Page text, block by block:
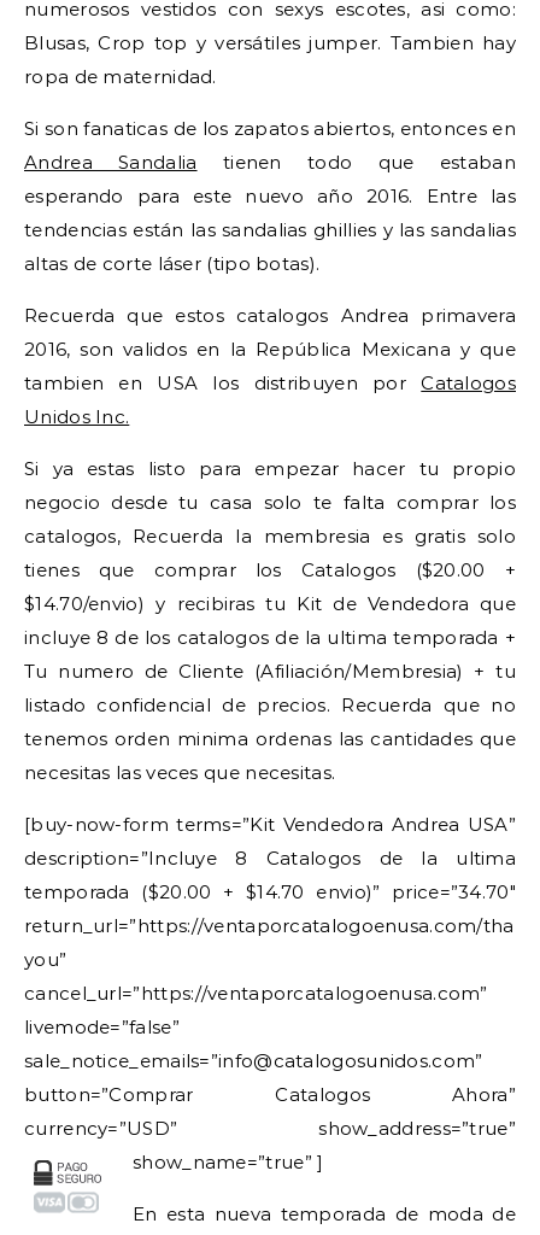
numerosos vestidos con sexys escotes, asi como:
Blusas, Crop top y versátiles jumper. Tambien hay
ropa de maternidad.
Si son fanaticas de los zapatos abiertos, entonces en
Andrea Sandalia tienen todo que estaban
esperando para este nuevo año 2016. Entre las
tendencias están las sandalias ghillies y las sandalias
altas de corte láser (tipo botas).
Recuerda que estos catalogos Andrea primavera
2016, son validos en la República Mexicana y que
tambien en USA los distribuyen porCatalogos
Unidos Inc.
Si ya estas listo para empezar hacer tu propio
negocio desde tu casa solo te falta comprar los
catalogos, Recuerda la membresia es gratis solo
tienes que comprar los Catalogos ($20.00 +
$14.70/envio) y recibiras tu Kit de Vendedora que
incluye 8 de los catalogos de la ultima temporada +
Tu numero de Cliente (Afiliación/Membresia) + tu
listado confidencial de precios. Recuerda que no
tenemos orden minima ordenas las cantidades que
necesitas las veces que necesitas.
[buy-now-form terms=”Kit Vendedora Andrea USA”
description=”Incluye 8 Catalogos de la ultima
temporada ($20.00 + $14.70 envio)” price=”34.70″
return_url=”https://ventaporcatalogoenusa.com/
you”
cancel_url=”https://ventaporcatalogoenusa.com”
livemode=”false”
sale_notice_emails=”info@catalogosunidos.com”
button=”Comprar Catalogos Ahora”
currency=”USD” show_address=”true”
show_name=”true” ]
En esta nueva temporada de moda de